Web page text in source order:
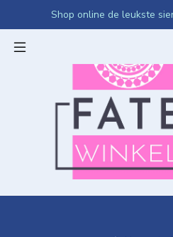
Shop online de leukste